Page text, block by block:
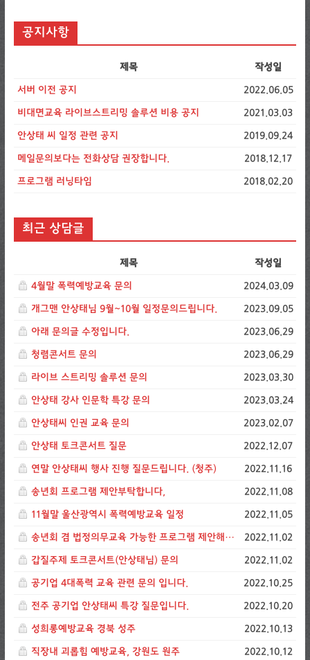
공지사항
제목 작성일
서버 이전 공지 2022.06.05
비대면교육 라이브스트리밍 솔루션 비용 공지 2021.03.03
안상태 씨 일정 관련 공지 2019.09.24
메일문의보다는 전화상담 권장합니다. 2018.12.17
프로그램 러닝타임 2018.02.20
최근 상담글
제목 작성일
4월말 폭력예방교육 문의 2024.03.09
개그맨 안상태님 9월~10월 일정문의드립니다. 2023.09.05
아래 문의글 수정입니다. 2023.06.29
청렴콘서트 문의 2023.06.29
라이브 스트리밍 솔루션 문의 2023.03.30
안상태 강사 인문학 특강 문의 2023.03.24
안상태씨 인권 교육 문의 2023.02.07
안상태 토크콘서트 질문 2022.12.07
연말 안상태씨 행사 진행 질문드립니다. (청주) 2022.11.16
송년회 프로그램 제안부탁합니다, 2022.11.08
11월말 울산광역시 폭력예방교육 일정 2022.11.05
송년회 겸 법정의무교육 가능한 프로그램 제안해주세요 2022.11.02
갑질주제 토크콘서트(안상태님) 문의 2022.11.02
공기업 4대폭력 교육 관련 문의 입니다. 2022.10.25
전주 공기업 안상태씨 특강 질문입니다. 2022.10.20
성희롱예방교육 경북 성주 2022.10.13
직장내 괴롭힘 예방교육, 강원도 원주 2022.10.12